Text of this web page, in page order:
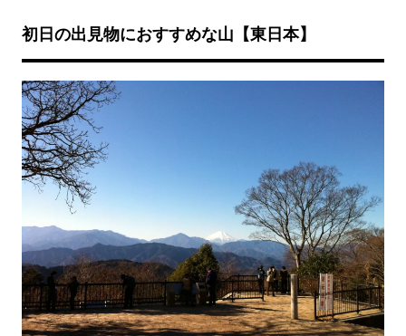
初日の出見物におすすめな山【東日本】